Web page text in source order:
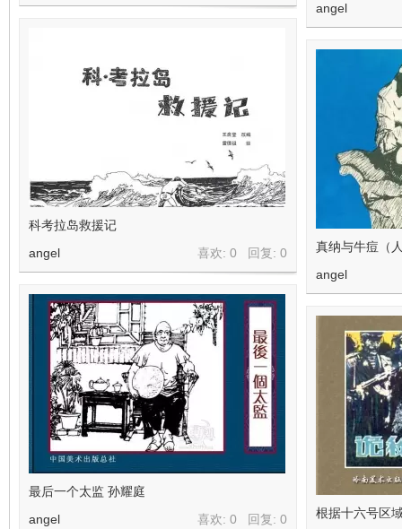
angel
科考拉岛救援记
喜欢: 0 回复: 0
angel
真纳与牛痘（
angel
最后一个太监 孙耀庭
喜欢: 0 回复: 0
angel 根据十六号区